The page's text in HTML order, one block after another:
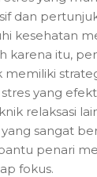
dan
kesehatan
karena itu,
memiliki
yang
relaksasi
sangat
penari
fokus.